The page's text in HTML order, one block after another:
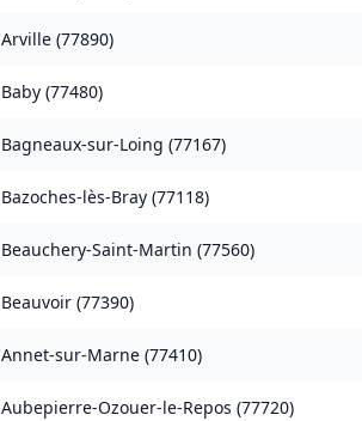
Arville (77890)
Baby (77480)
Bagneaux-sur-Loing (77167)
Bazoches-lès-Bray (77118)
Beauchery-Saint-Martin (77560)
Beauvoir (77390)
Annet-sur-Marne (77410)
Aubepierre-Ozouer-le-Repos (77720)